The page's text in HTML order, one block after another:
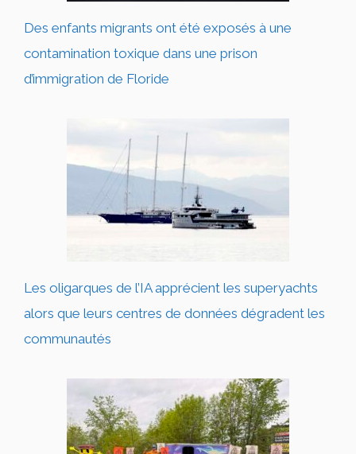
Des enfants migrants ont été exposés à une
contamination toxique dans une prison
d’immigration de Floride
Les oligarques de l’IA apprécient les superyachts
alors que leurs centres de données dégradent les
communautés